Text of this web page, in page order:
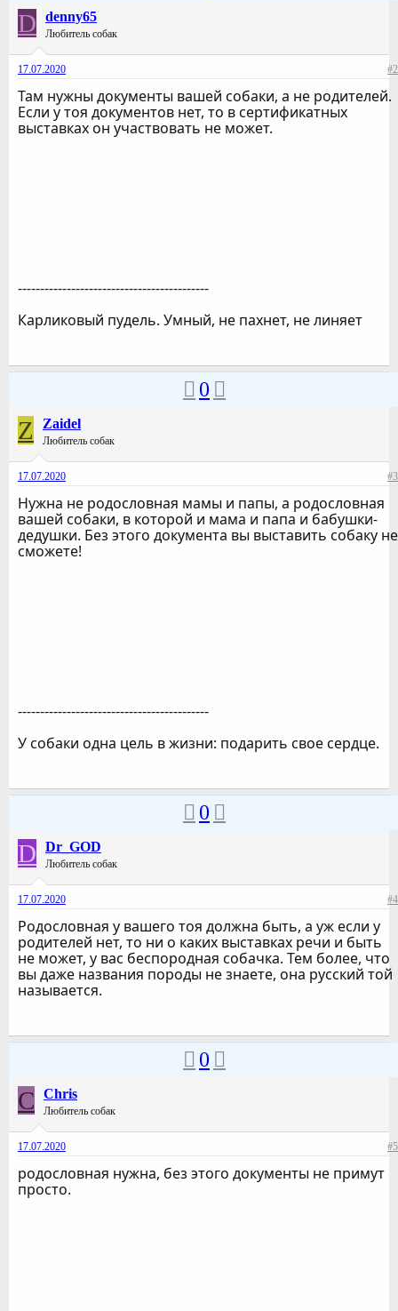
D denny65
Любитель собак
17.07.2020 #2
Там нужны документы вашей собаки, а не родителей.
Если у тоя документов нет, то в сертификатных
выставках он участвовать не может.
-------------------------------------------
Карликовый пудель. Умный, не пахнет, не линяет
0
Z Zaidel
Любитель собак
17.07.2020 #3
Нужна не родословная мамы и папы, а родословная
вашей собаки, в которой и мама и папа и бабушки-
дедушки. Без этого документа вы выставить собаку не
сможете!
-------------------------------------------
У собаки одна цель в жизни: подарить свое сердце.
0
D Dr_GOD
Любитель собак
17.07.2020 #4
Родословная у вашего тоя должна быть, а уж если у
родителей нет, то ни о каких выставках речи и быть
не может, у вас беспородная собачка. Тем более, что
вы даже названия породы не знаете, она русский той
называется.
0
C Chris
Любитель собак
17.07.2020 #5
родословная нужна, без этого документы не примут
просто.